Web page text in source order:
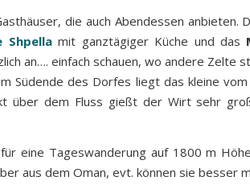
die auch Abendessen anbieten.
Shpellamit ganztägiger Küche und das
an…. einfach schauen, wo andere Zelte
Südende des Dorfes liegt das kleine
über dem Fluss gießt der Wirt sehr
eine Tageswanderung auf 1800 m
aus dem Oman, evt. können sie besser